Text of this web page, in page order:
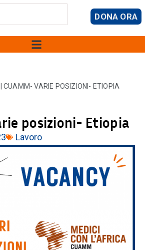
DONA ORA
|CUAMM- VARIE POSIZIONI- ETIOPIA
posizioni- Etiopia
Lavoro